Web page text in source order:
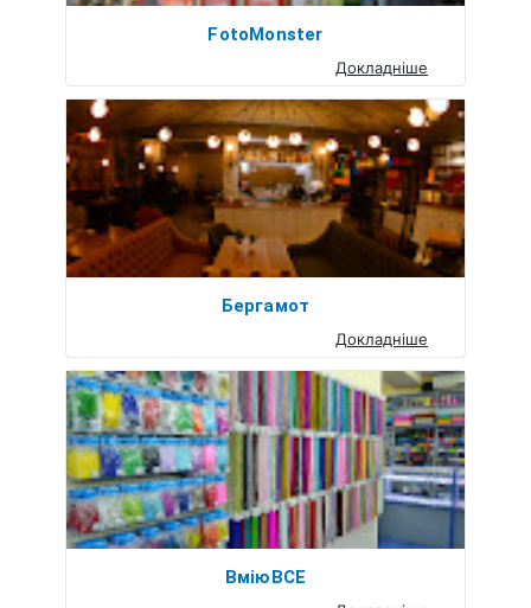
FotoMonster
Докладніше
Бергамот
Докладніше
ВміюВСЕ